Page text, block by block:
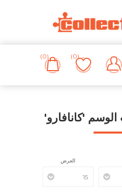
(0)
(0)
الوسم 'كانافارو'
العرض